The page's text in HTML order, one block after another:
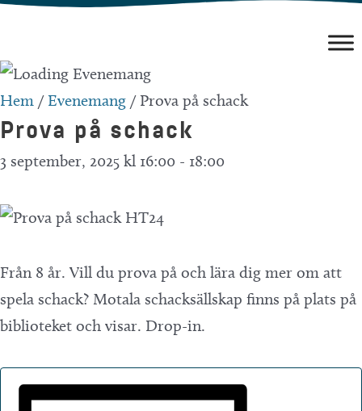
Hoppa
innehåll
Hem /Evenemang / Prova på schack
Prova på schack
3 september, 2025 kl 16:00 - 18:00
Från 8 år. Vill du prova på och lära dig mer om att
spela schack? Motala schacksällskap finns på plats på
biblioteket och visar. Drop-in.